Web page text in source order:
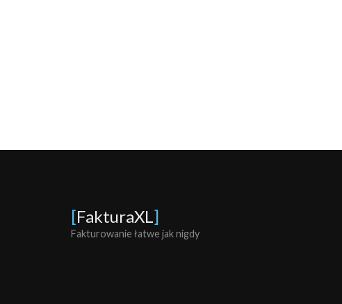
[FakturaXL]
Fakturowanie łatwe jak nigdy